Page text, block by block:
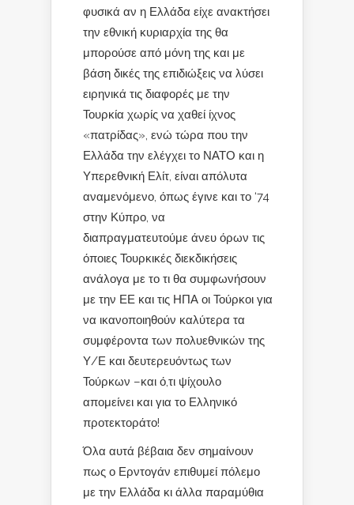
φυσικά αν η Ελλάδα είχε ανακτήσει
την εθνική κυριαρχία της θα
μπορούσε από μόνη της και με
βάση δικές της επιδιώξεις να λύσει
ειρηνικά τις διαφορές με την
Τουρκία χωρίς να χαθεί ίχνος
«πατρίδας», ενώ τώρα που την
Ελλάδα την ελέγχει το ΝΑΤΟ και η
Υπερεθνική Ελίτ, είναι απόλυτα
αναμενόμενο, όπως έγινε και το ‘74
στην Κύπρο, να
διαπραγματευτούμε άνευ όρων τις
όποιες Τουρκικές διεκδικήσεις
ανάλογα με το τι θα συμφωνήσουν
με την ΕΕ και τις ΗΠΑ οι Τούρκοι για
να ικανοποιηθούν καλύτερα τα
συμφέροντα των πολυεθνικών της
Υ/Ε και δευτερευόντως των
Τούρκων –και ό,τι ψίχουλο
απομείνει και για το Ελληνικό
προτεκτοράτο!
Όλα αυτά βέβαια δεν σημαίνουν
πως ο Ερντογάν επιθυμεί πόλεμο
με την Ελλάδα κι άλλα παραμύθια